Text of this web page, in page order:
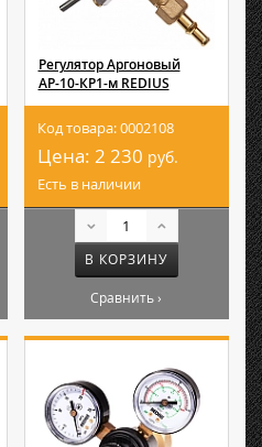
Регулятор Аргоновый
АР-10-КР1-м REDIUS
Код товара: 0002108
Цена: 2 230 руб.
Есть в наличии
В КОРЗИНУ
Сравнить ›